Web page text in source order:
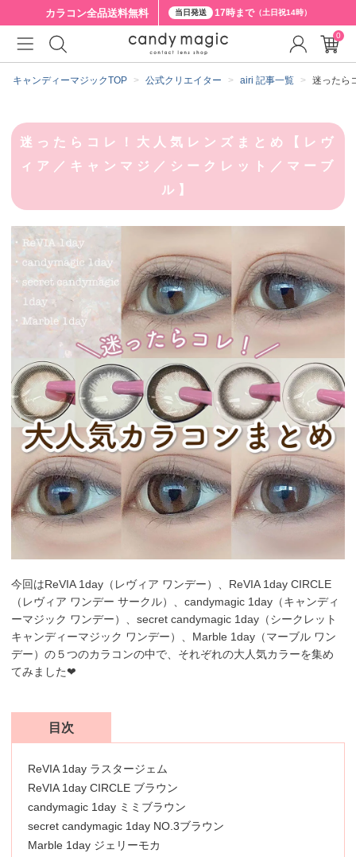
カラコン全品送料無料 当日発送 17時まで（土日祝14時）
キャンディーマジックTOP 公式クリエイター airi 記事一覧 迷ったら
迷ったらコレ！大人気レンズまとめ【レヴ
ィア／キャンマジ／シークレット／マーブ
ル】
今回はReVIA 1day（レヴィア ワンデー）、ReVIA 1day CIRCLE
（レヴィア ワンデー サークル）、candymagic 1day（キャンディ
ーマジック ワンデー）、secret candymagic 1day（シークレット
キャンディーマジック ワンデー）、Marble 1day（マーブル ワン
デー）の５つのカラコンの中で、それぞれの大人気カラーを集め
てみました❤︎
目次
ReVIA 1day ラスタージェム
ReVIA 1day CIRCLE ブラウン
candymagic 1day ミミブラウン
secret candymagic 1day NO.3ブラウン
Marble 1day ジェリーモカ
0